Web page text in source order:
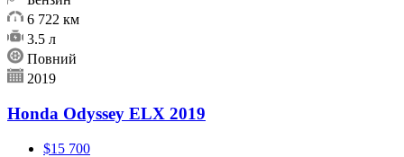
6 722 км
3.5 л
Повний
2019
Honda Odyssey ELX 2019
$15 700